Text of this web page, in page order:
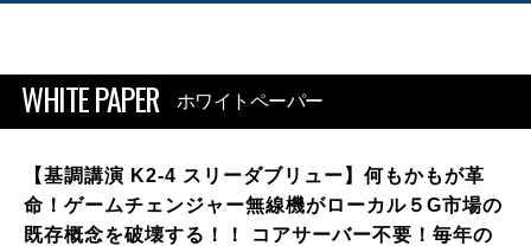
WHITE PAPER ホワイトペーパー
【基調講演 K2-4 スリーダブリュー】何もかもが革
命！ゲームチェンジャー無線機がローカル５G市場の
既存概念を破壊する！！ コアサーバー不要！毎年の